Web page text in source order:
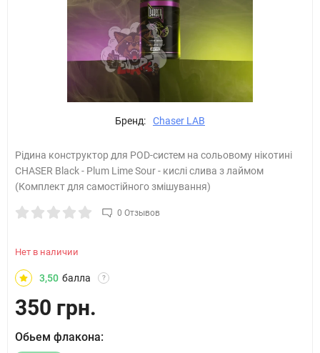
Бренд: Chaser LAB
Рідина конструктор для POD-систем на сольовому нікотині
CHASER Black - Plum Lime Sour - кислі слива з лаймом
(Комплект для самостійного змішування)
0 Отзывов
Нет в наличии
3,50 балла ?
350 грн.
Обьем флакона: